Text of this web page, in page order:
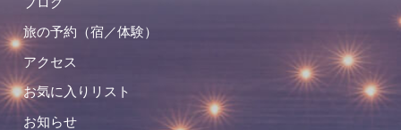
旅の予約（宿／体験）
アクセス
お気に入りリスト
お知らせ